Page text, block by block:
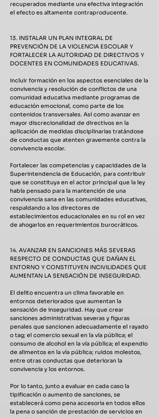
recuperados mediante una efectiva integración
el efecto es altamente contraproducente.
13. INSTALAR UN PLAN INTEGRAL DE
PREVENCIÓN DE LA VIOLENCIA ESCOLAR Y
FORTALECER LA AUTORIDAD DE DIRECTIVOS Y
DOCENTES EN COMUNIDADES EDUCATIVAS.
Incluir formación en los aspectos esenciales de la
convivencia y resolución de conflictos de una
comunidad educativa mediante programas de
educación emocional, como parte de los
contenidos transversales. Así como avanzar en
mayor discrecionalidad de directivos en la
aplicación de medidas disciplinarias tratándose
de conductas que atenten gravemente contra la
convivencia escolar.
Fortalecer las competencias y capacidades de la
Superintendencia de Educación, para contribuir
que se constituya en el actor principal que la ley
había pensado para la mantención de una
convivencia sana en las comunidades educativas,
respaldando a los directores de
establecimientos educacionales en su rol en vez
de ahogarlos en requerimientos burocráticos.
14. AVANZAR EN SANCIONES MÁS SEVERAS
RESPECTO DE CONDUCTAS QUE DAÑAN EL
ENTORNO Y CONSTITUYEN INCIVILIDADES QUE
AUMENTAN LA SENSACIÓN DE INSEGURIDAD.
El delito encuentra un clima favorable en
entornos deteriorados que aumentan la
sensación de inseguridad. Hay que crear
sanciones administrativas severas y figuras
penales que sancionen adecuadamente el rayado
o tag; el comercio sexual en la vía pública; el
consumo de alcohol en la vía pública; el expendio
de alimentos en la vía pública; ruidos molestos,
entre otras conductas que deterioran la
convivencia y los entornos.
Por lo tanto, junto a evaluar en cada caso la
tipificación o aumento de sanciones, se
establecerá como pena accesoria en todos ellos
la pena o sanción de prestación de servicios en